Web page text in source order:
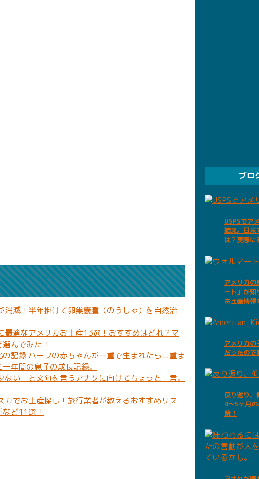
消滅！半年掛けて卵巣嚢腫（のうしゅ）を自然治
最適なアメリカお土産13選！おすすめはどれ？マ
んでみた！
ハーフの赤ちゃんが一重で生まれたら二重ま
年間の息子の成長記録。
ない」と文句を言うアナタに向けてちょっと一言。
カでお土産探し！旅行業者が教えるおすすめリス
ど11選！
ブロ
USPSでア
結果。日米
は？実際に
アメリカの
ート」が知
お土産情報
アメリカの
だったので
反り返り、
4〜5ヶ月
策！